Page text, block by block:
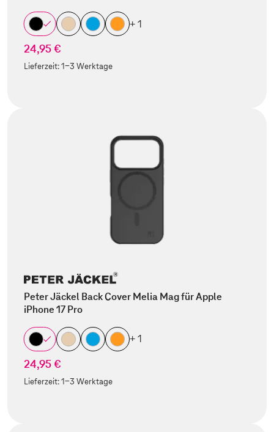
+ 1
24,95 €
Lieferzeit:1-3 Werktage
Peter Jäckel Back Cover Melia Mag für Apple
iPhone 17 Pro
+ 1
24,95 €
Lieferzeit:1-3 Werktage